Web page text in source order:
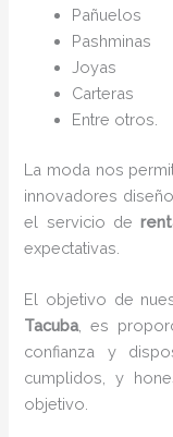
Pañuelos
Pashminas
Joyas
Carteras
Entre otros.
La moda nos
innovadores
el servicio de
expectativas.
El objetivo de
Tacuba, es
confianza y
cumplidos, y
objetivo.